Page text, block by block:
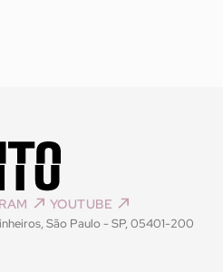
YOUTUBE
São Paulo - SP, 05401-200